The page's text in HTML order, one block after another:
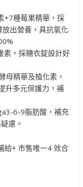
+7種莓果精華，採
出營養，具抗氧化
，採糖衣錠設計好
精華及植化素，
升多元保護力，補
6-9脂肪酸，補充
慮。